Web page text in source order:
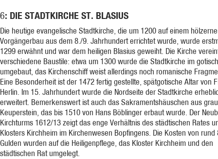
6: DIE STADTKIRCHE ST. BLASIUS
Die heutige evangelische Stadtkirche, die um 1200 auf einem
Vorgängerbau aus dem 8./9. Jahrhundert errichtet wurde, wurde
1299 erwähnt und war dem heiligen Blasius geweiht. Die Kirche
verschiedene Baustile: etwa um 1300 wurde die Stadtkirche im
umgebaut, das Kirchenschiff weist allerdings noch romanische
Eine Besonderheit ist der 1472 fertig gestellte, spätgotische Altar von
Herlin. Im 15. Jahrhundert wurde die Nordseite der Stadtkirche
erweitert. Bemerkenswert ist auch das Sakramentshäuschen aus
Keuperstein, das bis 1510 von Hans Böblinger erbaut wurde. Der
Kirchturms 1612/13 zeigt das enge Verhältnis des städtischen Rates
Klosters Kirchheim im Kirchenwesen Bopfingens. Die Kosten von rund
Gulden wurden auf die Heiligenpflege, das Kloster Kirchheim und den
städtischen Rat umgelegt.